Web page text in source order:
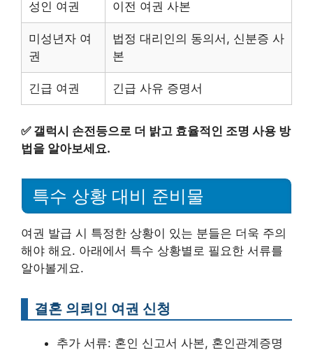
성인 여권 이전 여권 사본
미성년자 여
권
법정 대리인의 동의서, 신분증 사
본
긴급 여권 긴급 사유 증명서
✅ 갤럭시 손전등으로 더 밝고 효율적인 조명 사용 방
법을 알아보세요.
특수 상황 대비 준비물
여권 발급 시 특정한 상황이 있는 분들은 더욱 주의
해야 해요. 아래에서 특수 상황별로 필요한 서류를
알아볼게요.
결혼 의뢰인 여권 신청
추가 서류: 혼인 신고서 사본, 혼인관계증명